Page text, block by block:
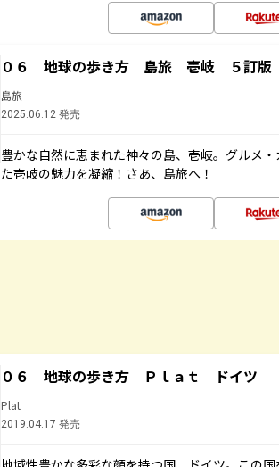
０６ 地球の歩き方 島旅 壱岐 ５訂版
島旅
2025.06.12 発売
豊かな自然に恵まれた神々の島、壱岐。グルメ
た壱岐の魅力を凝縮！さあ、島旅へ！
０６ 地球の歩き方 Ｐｌａｔ ドイツ
Plat
2019.04.17 発売